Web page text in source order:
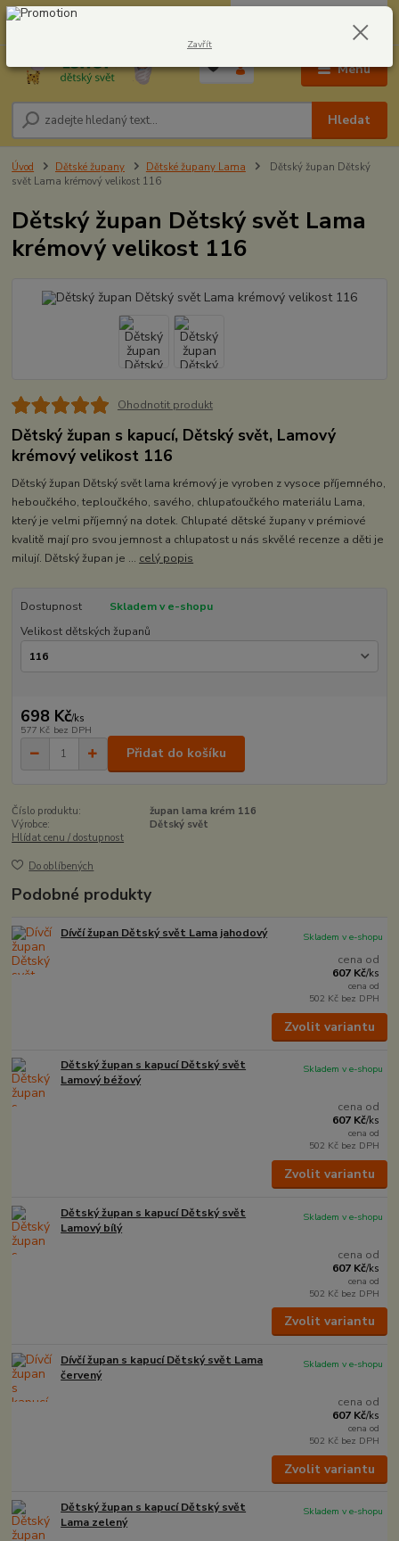
Menu
Hledat
604278943 0,00 Kč
Úvod Dětské župany Dětské župany Lama
Dětský župan Dětský
svět Lama krémový velikost 116
Dětský župan Dětský svět Lama
krémový velikost 116
Ohodnotit produkt
Dětský župan s kapucí, Dětský svět, Lamový
krémový velikost 116
Dětský župan Dětský svět lama krémový je vyroben z vysoce příjemného,
heboučkého, teploučkého, savého, chlupaťoučkého materiálu Lama,
který je velmi příjemný na dotek. Chlupaté dětské župany v prémiové
kvalitě mají pro svou jemnost a chlupatost u nás skvělé recenze a děti je
milují. Dětský župan je ... celý popis
Dostupnost
Skladem v e-shopu
Velikost dětských županů
698 Kč/ks
577 Kč bez DPH
Přidat do košíku
Číslo produktu:
župan lama krém 116
Výrobce:
Dětský svět
Hlídat cenu / dostupnost
Do oblíbených
Podobné produkty
Dívčí župan Dětský svět Lama jahodový
cena od
607 Kč/ks
cena od
502 Kč bez DPH
Skladem v e-shopu
Zvolit variantu
Dětský župan s kapucí Dětský svět
Lamový béžový
cena od
607 Kč/ks
cena od
502 Kč bez DPH
Skladem v e-shopu
Zvolit variantu
Dětský župan s kapucí Dětský svět
Lamový bílý
cena od
607 Kč/ks
cena od
502 Kč bez DPH
Skladem v e-shopu
Zvolit variantu
Dívčí župan s kapucí Dětský svět Lama
červený
cena od
607 Kč/ks
cena od
502 Kč bez DPH
Skladem v e-shopu
Zvolit variantu
Dětský župan s kapucí Dětský svět
Lama zelený
Skladem v e-shopu
Zavřít